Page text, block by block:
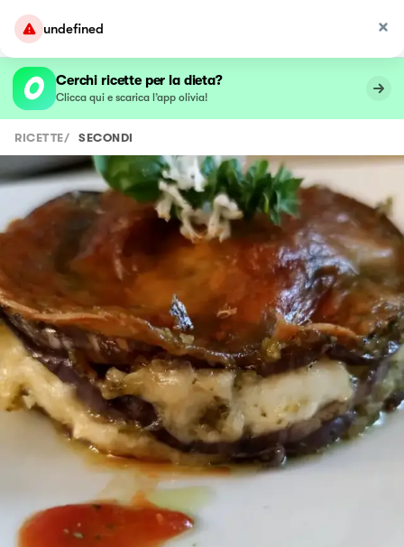
undefined
Cerchi ricette per la dieta?
Clicca qui e scarica l’app olivia!
RICETTE/ SECONDI